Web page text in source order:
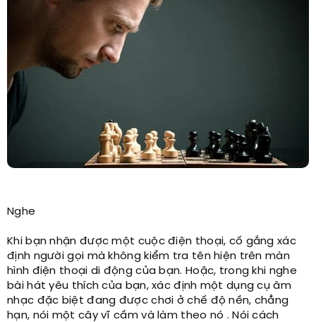
Nghe
Khi bạn nhận được một cuộc điện thoại, cố gắng xác
định người gọi mà không kiểm tra tên hiện trên màn
hình điện thoại di động của bạn. Hoặc, trong khi nghe
bài hát yêu thích của bạn, xác định một dụng cụ âm
nhạc đặc biệt đang được chơi ở chế độ nền, chẳng
hạn, nói một cây vĩ cầm và làm theo nó . Nói cách